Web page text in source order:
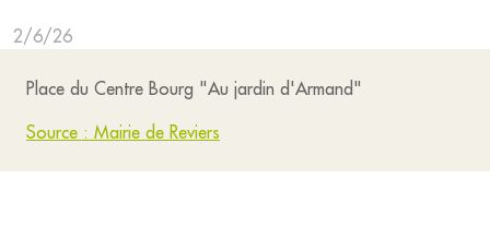
2/6/26
Place du Centre Bourg "Au jardin d'Armand"
Source : Mairie de Reviers